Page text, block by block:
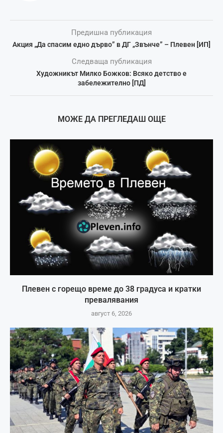
Предишна публикация
Акция „Да спасим едно дърво” в ДГ „Звънче” – Плевен [ИП]
Следваща публикация
Художникът Милко Божков: Всяко детство е
забележително [ПД]
МОЖЕ ДА ПРЕГЛЕДАШ ОЩЕ
Плевен с горещо време до 38 градуса и кратки
превалявания
август 6, 2026